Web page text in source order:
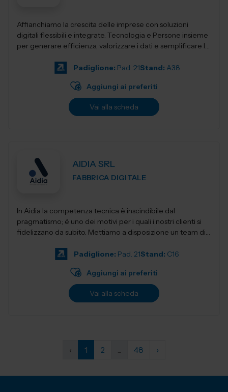
Affianchiamo la crescita delle imprese con soluzioni
digitali flessibili e integrate. Tecnologia e Persone insieme
per generare efficienza, valorizzare i dati e semplificare la
Padiglione: Pad. 21Stand: A38
Aggiungi ai preferiti
Vai alla scheda
AIDIA SRL
FABBRICA DIGITALE
In Aidia la competenza tecnica è inscindibile dal
pragmatismo; é uno dei motivi per i quali i nostri clienti si
fidelizzano da subito. Mettiamo a disposizione un team di
Padiglione: Pad. 21Stand: C16
Aggiungi ai preferiti
Vai alla scheda
‹ 1 2 ... 48 ›